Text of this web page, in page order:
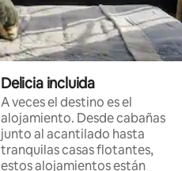
Delicia incluida
A veces el destino es el
alojamiento. Desde cabañas
junto al acantilado hasta
tranquilas casas flotantes,
estos alojamientos están